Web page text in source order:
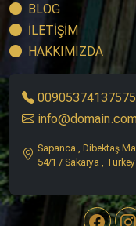
BLOG
İLETİŞİM
HAKKIMIZDA
00905374137575
info@domain.com
Sapanca , Dibektaş
54/1 / Sakarya , Turkey